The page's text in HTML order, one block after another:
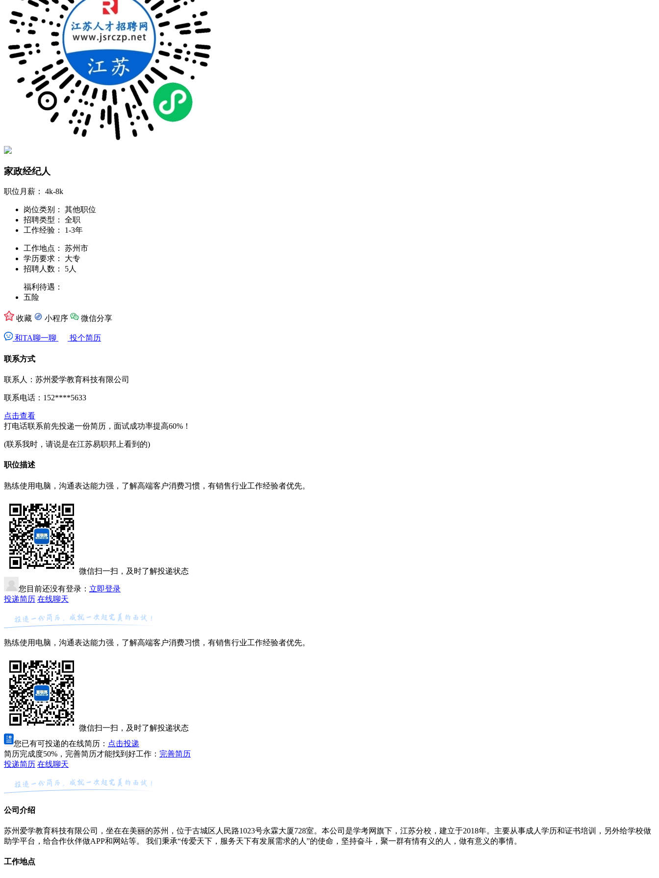
家政经纪人
职位月薪： 4k-8k
岗位类别： 其他职位
招聘类型： 全职
工作经验： 1-3年
工作地点： 苏州市
学历要求： 大专
招聘人数： 5人
福利待遇：
五险
收藏 小程序 微信分享
和TA聊一聊 投个简历
联系方式
联系人：苏州爱学教育科技有限公司
联系电话： 152****5633
点击查看
打电话联系前先投递一份简历，面试成功率提高60%！
(联系我时，请说是在江苏易职邦上看到的)
职位描述
熟练使用电脑，沟通表达能力强，了解高端客户消费习惯，有销售行业工作经验者优先。
微信扫一扫，及时了解投递状态
您目前还没有登录： 立即登录
投递简历 在线聊天
熟练使用电脑，沟通表达能力强，了解高端客户消费习惯，有销售行业工作经验者优先。
微信扫一扫，及时了解投递状态
您已有可投递的在线简历： 点击投递
简历完成度50%，完善简历才能找到好工作： 完善简历
投递简历 在线聊天
公司介绍
苏州爱学教育科技有限公司，坐在在美丽的苏州，位于古城区人民路1023号永霖大厦728室。本公司是学考网旗下，江苏分校，建立于2018年。主要从事成人学历和证书培训，另外给学校做
助学平台，给合作伙伴做APP和网站等。 我们秉承“传爱天下，服务天下有发展需求的人”的使命，坚持奋斗，聚一群有情有义的人，做有意义的事情。
工作地点